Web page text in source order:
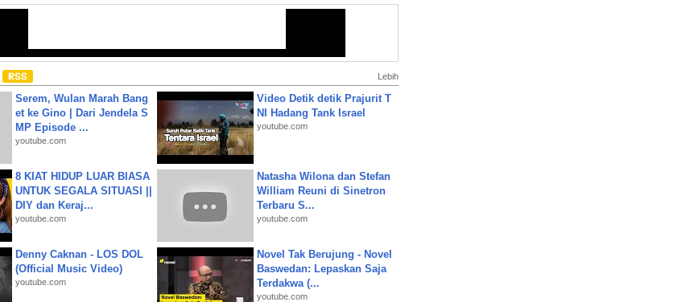
Lebih
Serem, Wulan Marah Bang
et ke Gino | Dari Jendela S
MP Episode ...
youtube.com
Video Detik detik Prajurit T
NI Hadang Tank Israel
youtube.com
8 KIAT HIDUP LUAR BIASA
UNTUK SEGALA SITUASI ||
DIY dan Keraj...
youtube.com
Natasha Wilona dan Stefan
William Reuni di Sinetron
Terbaru S...
youtube.com
Denny Caknan - LOS DOL
(Official Music Video)
youtube.com
Novel Tak Berujung - Novel
Baswedan: Lepaskan Saja
Terdakwa (...
youtube.com